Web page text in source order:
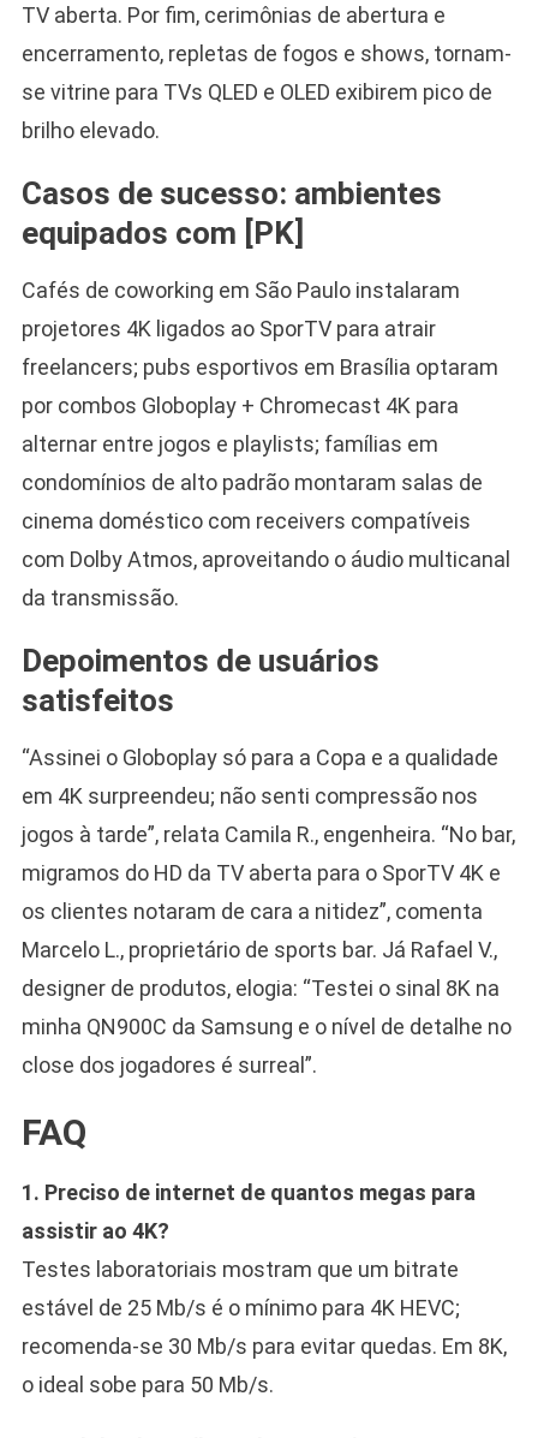
TV aberta. Por fim, cerimônias de abertura e
encerramento, repletas de fogos e shows, tornam-
se vitrine para TVs QLED e OLED exibirem pico de
brilho elevado.
Casos de sucesso: ambientes
equipados com [PK]
Cafés de coworking em São Paulo instalaram
projetores 4K ligados ao SporTV para atrair
freelancers; pubs esportivos em Brasília optaram
por combos Globoplay + Chromecast 4K para
alternar entre jogos e playlists; famílias em
condomínios de alto padrão montaram salas de
cinema doméstico com receivers compatíveis
com Dolby Atmos, aproveitando o áudio multicanal
da transmissão.
Depoimentos de usuários
satisfeitos
“Assinei o Globoplay só para a Copa e a qualidade
em 4K surpreendeu; não senti compressão nos
jogos à tarde”, relata Camila R., engenheira. “No bar,
migramos do HD da TV aberta para o SporTV 4K e
os clientes notaram de cara a nitidez”, comenta
Marcelo L., proprietário de sports bar. Já Rafael V.,
designer de produtos, elogia: “Testei o sinal 8K na
minha QN900C da Samsung e o nível de detalhe no
close dos jogadores é surreal”.
FAQ
1. Preciso de internet de quantos megas para
assistir ao 4K?
Testes laboratoriais mostram que um bitrate
estável de 25 Mb/s é o mínimo para 4K HEVC;
recomenda-se 30 Mb/s para evitar quedas. Em 8K,
o ideal sobe para 50 Mb/s.